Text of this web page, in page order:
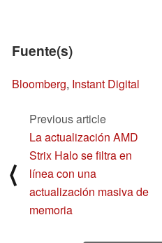
Fuente(s)
Bloomberg, Instant Digital
⟨
Previous article
La actualización AMD
Strix Halo se filtra en
línea con una
actualización masiva de
memoria